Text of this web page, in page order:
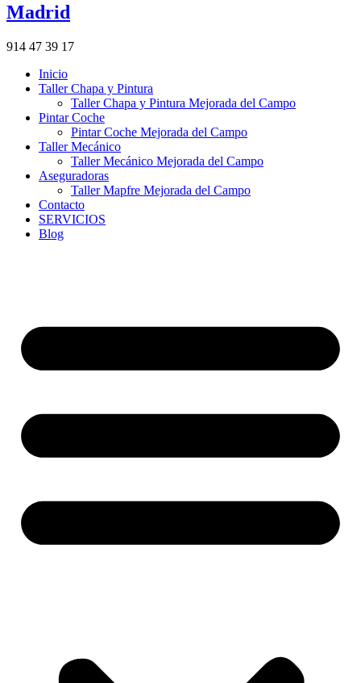
Madrid
914 47 39 17
Inicio
Taller Chapa y Pintura
Taller Chapa y Pintura Mejorada del Campo
Pintar Coche
Pintar Coche Mejorada del Campo
Taller Mecánico
Taller Mecánico Mejorada del Campo
Aseguradoras
Taller Mapfre Mejorada del Campo
Contacto
SERVICIOS
Blog